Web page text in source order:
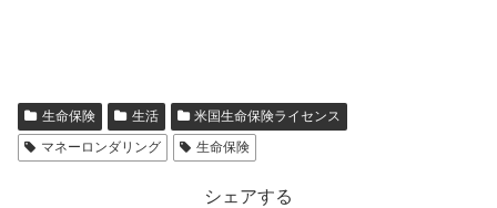
生命保険 生活
米国生命保険ライセンス
マネーロンダリング
生命保険
シェアする